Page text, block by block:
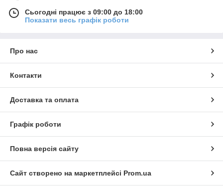
Сьогодні працює з 09:00 до 18:00
Показати весь графік роботи
Про нас
Контакти
Доставка та оплата
Графік роботи
Повна версія сайту
Сайт створено на маркетплейсі Prom.ua